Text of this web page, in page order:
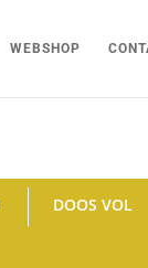
WEBSHOP
DOOS VOL